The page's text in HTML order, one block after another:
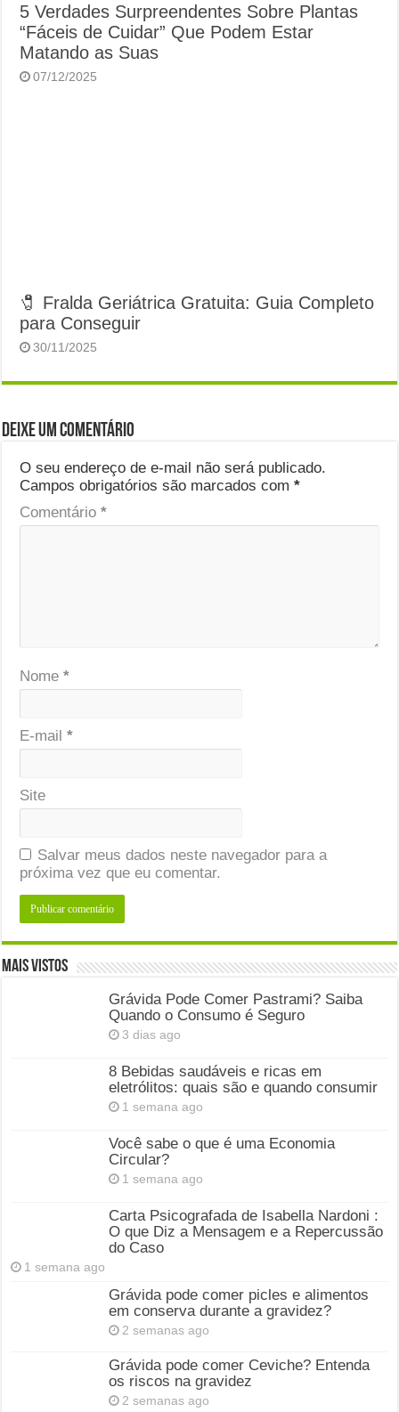
5 Verdades Surpreendentes Sobre Plantas
“Fáceis de Cuidar” Que Podem Estar
Matando as Suas
07/12/2025
🧷 Fralda Geriátrica Gratuita: Guia Completo
para Conseguir
30/11/2025
Deixe um comentário
O seu endereço de e-mail não será publicado.
Campos obrigatórios são marcados com*
Comentário*
Nome*
E-mail*
Site
Salvar meus dados neste navegador para a
próxima vez que eu comentar.
Mais Vistos
Grávida Pode Comer Pastrami? Saiba
Quando o Consumo é Seguro
3 dias ago
8 Bebidas saudáveis e ricas em
eletrólitos: quais são e quando consumir
1 semana ago
Você sabe o que é uma Economia
Circular?
1 semana ago
Carta Psicografada de Isabella Nardoni :
O que Diz a Mensagem e a Repercussão
do Caso
1 semana ago
Grávida pode comer picles e alimentos
em conserva durante a gravidez?
2 semanas ago
Grávida pode comer Ceviche? Entenda
os riscos na gravidez
2 semanas ago